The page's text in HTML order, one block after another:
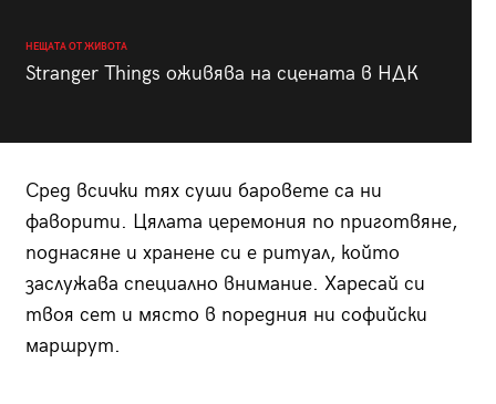
НЕЩАТА ОТ ЖИВОТА
Stranger Things оживява на сцената в НДК
Сред всички тях суши баровете са ни
фаворити. Цялата церемония по приготвяне,
поднасяне и хранене си е ритуал, който
заслужава специално внимание. Харесай си
твоя сет и място в поредния ни софийски
маршрут.